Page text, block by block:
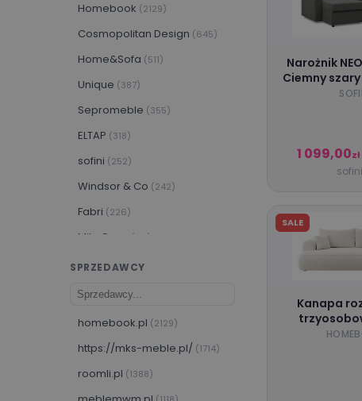
Homebook (2129)
Cosmopolitan Design (645)
Home&Sofa (511)
Unique (387)
Sepromeble (355)
ELTAP (318)
sofini (252)
Windsor & Co (242)
Fabri (226)
Milo Casa (141)
VOX(123)
Piaski
PIASKI Meble
SPRZEDAWCY
homebook.pl (2129)
https://mks-meble.pl/ (1714)
roomli.pl (1388)
Narożnik
Ciemny
1 099,00zł
SALE
Kanapa